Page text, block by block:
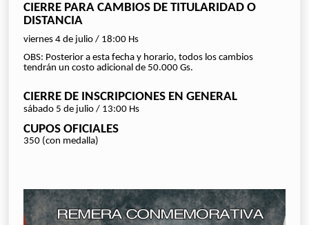
CIERRE PARA CAMBIOS DE TITULARIDAD O
DISTANCIA
viernes 4 de julio / 18:00 Hs
OBS: Posterior a esta fecha y horario, todos los cambios
tendrán un costo adicional de 50.000 Gs.
CIERRE DE INSCRIPCIONES EN GENERAL
sábado 5 de julio / 13:00 Hs
CUPOS OFICIALES
350 (con medalla)